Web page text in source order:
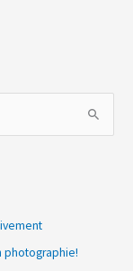
photographie!